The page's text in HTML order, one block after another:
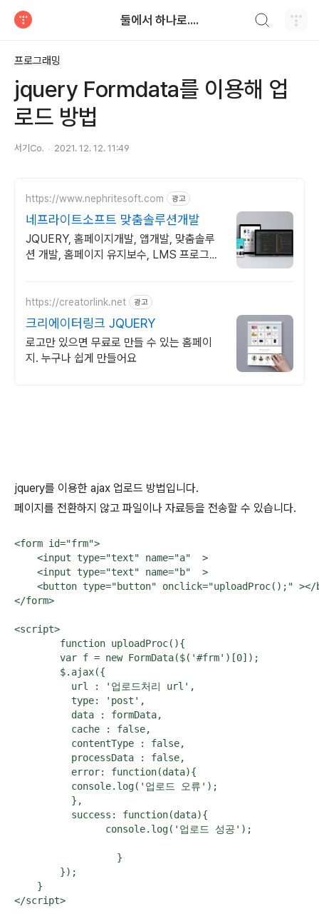
둘에서 하나로....
프로그래밍
jquery Formdata를 이용해 업
로드 방법
서기㏇ 2021. 12. 12. 11:49
https://www.nephritesoft.com 광고
네프라이트소프트 맞춤솔루션개발
JQUERY, 홈페이지개발, 앱개발, 맞춤솔루
션 개발, 홈페이지 유지보수, LMS 프로그램
https://creatorlink.net 광고
크리에이터링크 JQUERY
로고만 있으면 무료로 만들 수 있는 홈페이
지. 누구나 쉽게 만들어요
jquery를 이용한 ajax 업로드 방법입니다.
페이지를 전환하지 않고 파일이나 자료등을 전송할 수 있습니다.
<form id="frm">
    <input type="text" name="a"  >
    <input type="text" name="b"  >
<button type="button" onclick="uploadProc();" ></
</form>
<script>
        $.ajax({
          url : '업로드처리 url',
          type: 'post',
          data : formData,
          cache : false,
          contentType : false,
          processData : false,
          error: function(data){
          console.log('업로드 오류');
          },
          success: function(data){
        });
    }
</script>